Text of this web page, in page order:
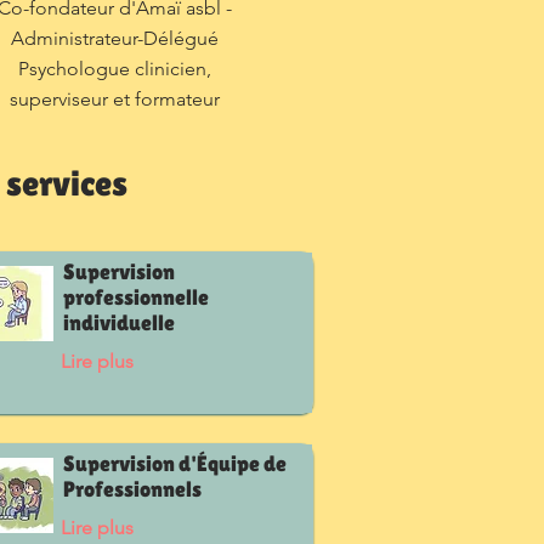
fondateur d'Amaï asbl -
Administrateur-Délégué
Psychologue clinicien,
superviseur et formateur
services
Supervision
professionnelle
individuelle
Lire plus
Supervision d'Équipe de
Professionnels
Lire plus